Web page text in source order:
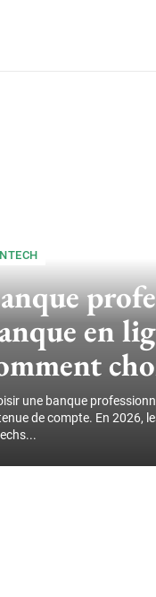
en
une banque
de compte. En 2026,